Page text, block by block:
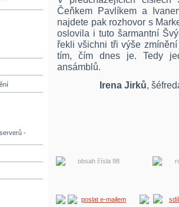
-
Čeňkem Pavlíkem a
najdete pak rozhovor s
oslovila i tuto šarmantní
řekli všichni tři výše
tím, čím dnes je. Tedy
ansámblů.
Irena Jirků,
obsah čísla 98
poslat e-mailem